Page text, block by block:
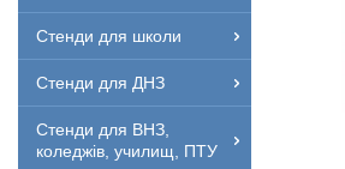
Стенди для школи
Стенди для ДНЗ
Стенди для ВНЗ,
коледжів, училищ, ПТУ